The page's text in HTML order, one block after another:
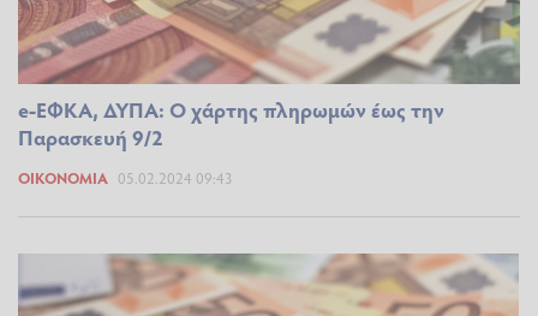
e-ΕΦΚΑ, ΔΥΠΑ: Ο χάρτης πληρωμών έως την
Παρασκευή 9/2
ΟΙΚΟΝΟΜΊΑ 05.02.2024 09:43